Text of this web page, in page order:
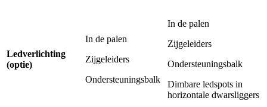
Ledverlichting
(optie)
In de palen
Zijgeleiders
Ondersteuningsbalk
In de palen
Zijgeleiders
Ondersteuningsbalk
Dimbare ledspots in
horizontale dwarsliggers